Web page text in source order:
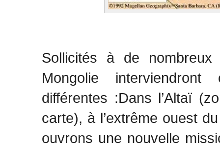
Sollicités à de nombreux
Mongolie
différentes :Dans l’Altaï
carte), à l’extrême ouest
ouvrons une nouvelle